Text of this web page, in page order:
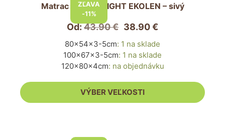
ZĽAVA
-11%
Matrac pre psa LIGHT EKOLEN – sivý
Od:43.90€ 38.90€
80x54x3-5cm: 1 na sklade
100x67x3-5cm: 1 na sklade
120x80x4cm: na objednávku
VÝBER VEĽKOSTI
vybrať